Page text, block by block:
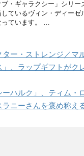
ブ・ギャラクシー」シリー
しているヴィン・ディーゼ
っています。 …
ター・ストレンジ／マ
」、ラップギフトがク
ーハルク」、ティム・
ラニーさんを褒め称え